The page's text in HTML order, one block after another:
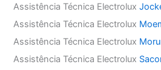
Assistência Técnica Electrolux
Assistência Técnica Electrolux
Assistência Técnica Electrolux
Assistência Técnica Electrolux